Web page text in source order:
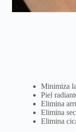
Minimiza
Piel
Elimina
Elimina
Elimina